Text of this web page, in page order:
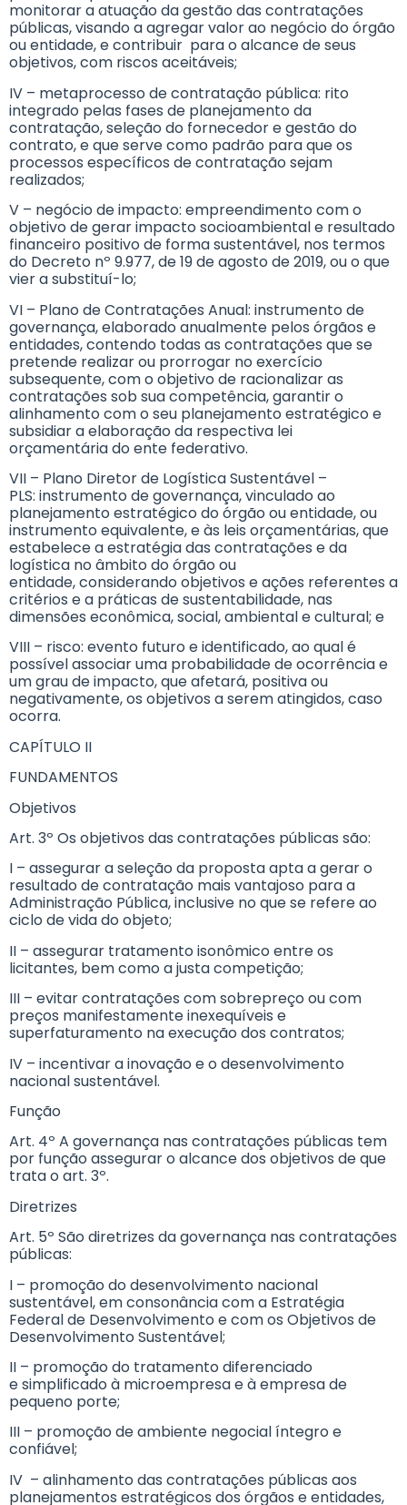
monitorar a atuação da gestão das contratações
públicas, visando a agregar valor ao negócio do órgão
ou entidade, e contribuir para o alcance de seus
objetivos, com riscos aceitáveis;
IV – metaprocesso de contratação pública: rito
integrado pelas fases de planejamento da
contratação, seleção do fornecedor e gestão do
contrato, e que serve como padrão para que os
processos específicos de contratação sejam
realizados;
V – negócio de impacto: empreendimento com o
objetivo de gerar impacto socioambiental e resultado
financeiro positivo de forma sustentável, nos termos
do Decreto nº 9.977, de 19 de agosto de 2019, ou o que
vier a substituí-lo;
VI – Plano de Contratações Anual: instrumento de
governança, elaborado anualmente pelos órgãos e
entidades, contendo todas as contratações que se
pretende realizar ou prorrogar no exercício
subsequente, com o objetivo de racionalizar as
contratações sob sua competência, garantir o
alinhamento com o seu planejamento estratégico e
subsidiar a elaboração da respectiva lei
orçamentária do ente federativo.
VII – Plano Diretor de Logística Sustentável –
PLS: instrumento de governança, vinculado ao
planejamento estratégico do órgão ou entidade, ou
instrumento equivalente, e às leis orçamentárias, que
estabelece a estratégia das contratações e da
logística no âmbito do órgão ou
entidade, considerando objetivos e ações referentes a
critérios e a práticas de sustentabilidade, nas
dimensões econômica, social, ambiental e cultural; e
VIII – risco: evento futuro e identificado, ao qual é
possível associar uma probabilidade de ocorrência e
um grau de impacto, que afetará, positiva ou
negativamente, os objetivos a serem atingidos, caso
ocorra.
CAPÍTULO II
FUNDAMENTOS
Objetivos
Art. 3º Os objetivos das contratações públicas são:
I – assegurar a seleção da proposta apta a gerar o
resultado de contratação mais vantajoso para a
Administração Pública, inclusive no que se refere ao
ciclo de vida do objeto;
II – assegurar tratamento isonômico entre os
licitantes, bem como a justa competição;
III – evitar contratações com sobrepreço ou com
preços manifestamente inexequíveis e
superfaturamento na execução dos contratos;
IV – incentivar a inovação e o desenvolvimento
nacional sustentável.
Função
Art. 4º A governança nas contratações públicas tem
por função assegurar o alcance dos objetivos de que
trata o art. 3º.
Diretrizes
Art. 5º São diretrizes da governança nas contratações
públicas:
I – promoção do desenvolvimento nacional
sustentável, em consonância com a Estratégia
Federal de Desenvolvimento e com os Objetivos de
Desenvolvimento Sustentável;
II – promoção do tratamento diferenciado
e simplificado à microempresa e à empresa de
pequeno porte;
III – promoção de ambiente negocial íntegro e
confiável;
IV – alinhamento das contratações públicas aos
planejamentos estratégicos dos órgãos e entidades,